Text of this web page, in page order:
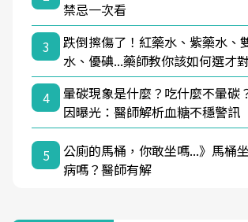
禁忌一次看
3
跌倒擦傷了！紅藥水、紫藥水、
水、優碘...藥師教你該如何選才對
4
暈碳現象是什麼？吃什麼不暈碳
因曝光：醫師解析血糖不穩警訊
5
公廁的馬桶，你敢坐嗎...》馬桶
病嗎？醫師有解